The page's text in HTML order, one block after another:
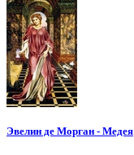
Эвелин де Морган - Медея